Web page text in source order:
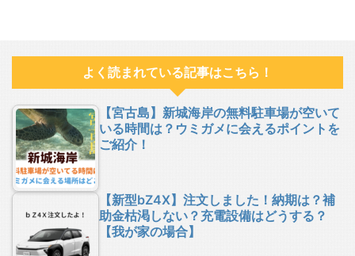
よく読まれている記事はこちら！
【宮古島】新城海岸の無料駐車場が空いて
いる時間は？ウミガメに会えるポイントを
ご紹介！
【新型bZ4X】注文しました！納期は？補
助金枯渇しない？充電設備はどうする？
【我が家の場合】